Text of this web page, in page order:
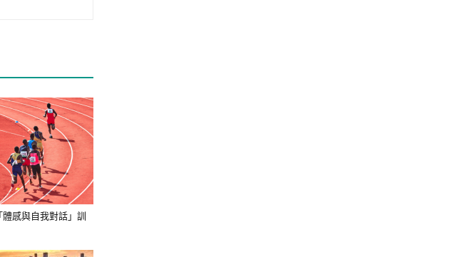
感與自我對話」訓